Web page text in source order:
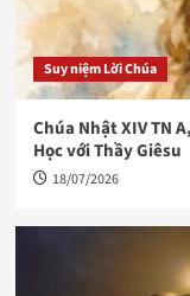
Suy niệm Lời Chúa
Chúa Nhật XIV TN
Học với Thầy Giêsu
18/07/2026